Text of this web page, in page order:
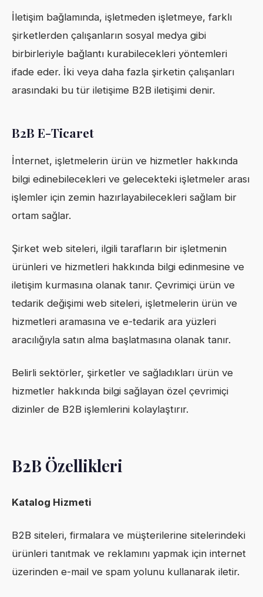
İletişim bağlamında, işletmeden işletmeye, farklı
şirketlerden çalışanların sosyal medya gibi
birbirleriyle bağlantı kurabilecekleri yöntemleri
ifade eder. İki veya daha fazla şirketin çalışanları
arasındaki bu tür iletişime B2B iletişimi denir.
B2B E-Ticaret
İnternet, işletmelerin ürün ve hizmetler hakkında
bilgi edinebilecekleri ve gelecekteki işletmeler arası
işlemler için zemin hazırlayabilecekleri sağlam bir
ortam sağlar.
Şirket web siteleri, ilgili tarafların bir işletmenin
ürünleri ve hizmetleri hakkında bilgi edinmesine ve
iletişim kurmasına olanak tanır. Çevrimiçi ürün ve
tedarik değişimi web siteleri, işletmelerin ürün ve
hizmetleri aramasına ve e-tedarik ara yüzleri
aracılığıyla satın alma başlatmasına olanak tanır.
Belirli sektörler, şirketler ve sağladıkları ürün ve
hizmetler hakkında bilgi sağlayan özel çevrimiçi
dizinler de B2B işlemlerini kolaylaştırır.
B2B Özellikleri
Katalog Hizmeti
B2B siteleri, firmalara ve müşterilerine sitelerindeki
ürünleri tanıtmak ve reklamını yapmak için internet
üzerinden e-mail ve spam yolunu kullanarak iletir.